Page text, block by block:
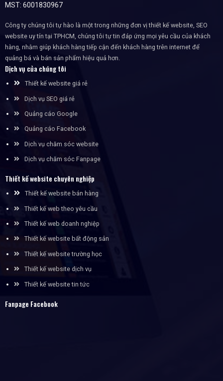
MST: 6001830967
Công ty chúng tôi tự hào là một trong những đơn vị thiết kế website, SEO
website uy tín tại TPHCM, chúng tôi tự tin đáp ứng mọi yêu cầu của khách
hàng, nhằm giúp khách hàng tiếp cận đến khách hàng trên internet để
quảng bá và bán sản phẩm hiệu quả hơn.
Dịch vụ của chúng tôi
Thiết kế website giá rẻ
Dịch vụ SEO giá rẻ
Quảng cáo Google
Quảng cáo Facebook
Dịch vụ chăm sóc website
Dịch vụ chăm sóc Fanpage
Thiết kế website chuyên nghiệp
Thiết kế website bán hàng
Thiết kế web theo yêu cầu
Thiết kế web doanh nghiệp
Thiết kế website bất động sản
Thiết kế website trường học
Thiết kế website dịch vụ
Thiết kế website tin tức
Fanpage Facebook